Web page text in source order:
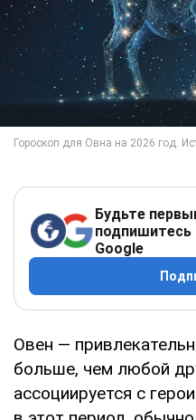
Будьте
подпишитесь
Google
Овен —
больше, чем любой
ассоциируется с